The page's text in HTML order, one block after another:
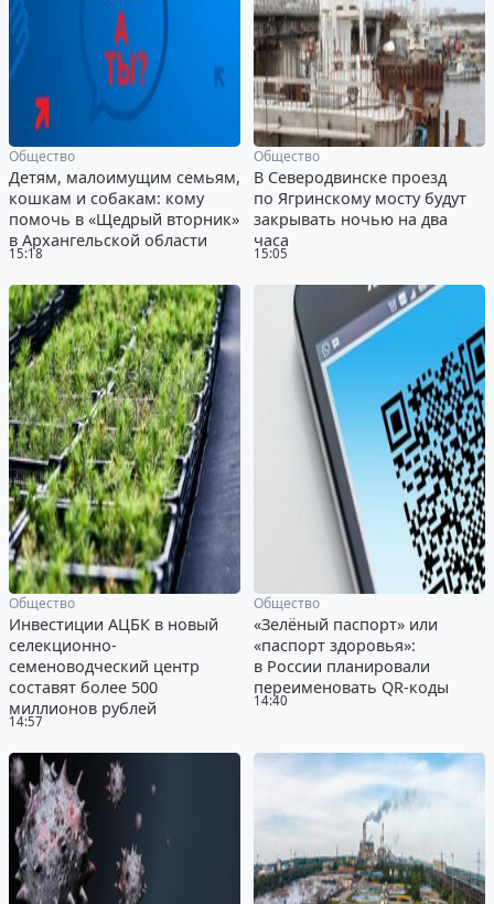
15:18
Общество
Детям, малоимущим семьям,
кошкам и собакам: кому
помочь в «Щедрый вторник»
в Архангельской области
15:05
Общество
В Северодвинске проезд
по Ягринскому мосту будут
закрывать ночью на два
часа
14:57
Общество
Инвестиции АЦБК в новый
селекционно-
семеноводческий центр
составят более 500
миллионов рублей
14:40
Общество
«Зелёный паспорт» или
«паспорт здоровья»:
в России планировали
переименовать QR-коды